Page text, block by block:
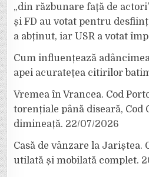
„din răzbunare față de
și FD au votat pentru
a abținut, iar USR a votat
Cum influențează
apei acuratețea citirilor
Vremea în Vrancea. Cod
torențiale până diseară, Cod
dimineață. 22/07/2026
Casă de vânzare la Jariștea.
utilată și mobilată complet.